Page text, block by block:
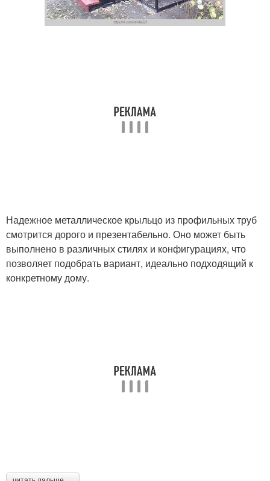
Надежное металлическое крыльцо из профильных труб
смотрится дорого и презентабельно. Оно может быть
выполнено в различных стилях и конфигурациях, что
позволяет подобрать вариант, идеально подходящий к
конкретному дому.